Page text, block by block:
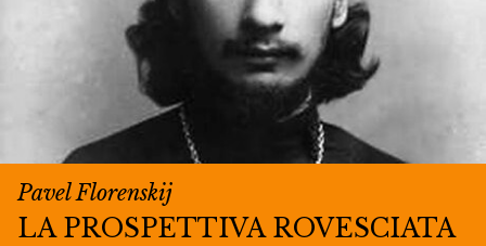
Pavel Florenskij
LA PROSPETTIVA ROVESCIATA